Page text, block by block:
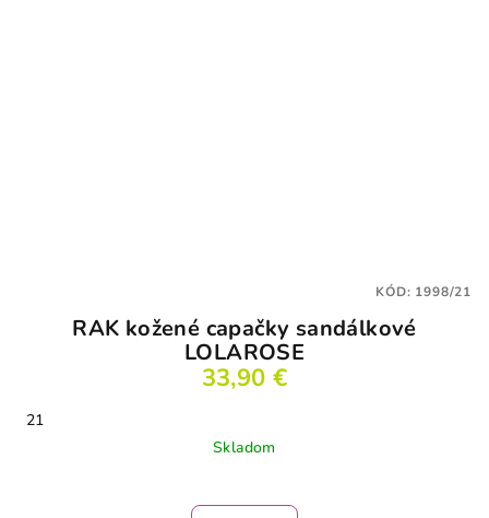
RAK kožené capačky sandálkové
LOLAROSE
33,90 €
21
Skladom
KÓD: 1998/21